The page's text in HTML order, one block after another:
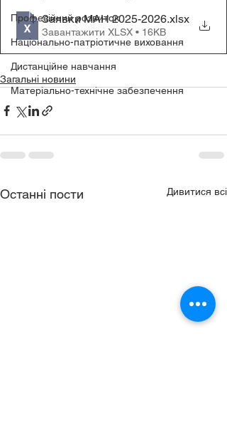
Професійний розвиток
Національно-патріотичне виховання
Дистанційне навчання
Матеріально-технічне забезпечення
Заявки МАН 2025-2026.xlsx
Завантажити XLSX • 16KB
Загальні новини
Останні пости Дивитися всі